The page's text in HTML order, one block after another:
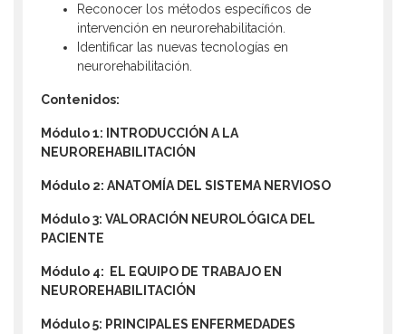
Reconocer los métodos específicos de
intervención en neurorehabilitación.
Identificar las nuevas tecnologías en
neurorehabilitación.
Contenidos:
Módulo 1: INTRODUCCIÓN A LA
NEUROREHABILITACIÓN
Módulo 2: ANATOMÍA DEL SISTEMA NERVIOSO
Módulo 3: VALORACIÓN NEUROLÓGICA DEL
PACIENTE
Módulo 4: EL EQUIPO DE TRABAJO EN
NEUROREHABILITACIÓN
Módulo 5: PRINCIPALES ENFERMEDADES